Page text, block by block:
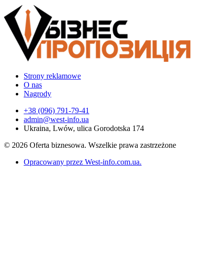
Strony reklamowe
O nas
Nagrody
+38 (096) 791-79-41
admin@west-info.ua
Ukraina, Lwów, ulica Gorodotska 174
© 2026 Oferta biznesowa. Wszelkie prawa zastrzeżone
Opracowany przez West-info.com.ua.